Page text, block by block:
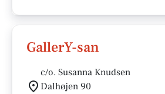
GallerY-san
c/o. Susanna Knudsen
Dalhøjen 90